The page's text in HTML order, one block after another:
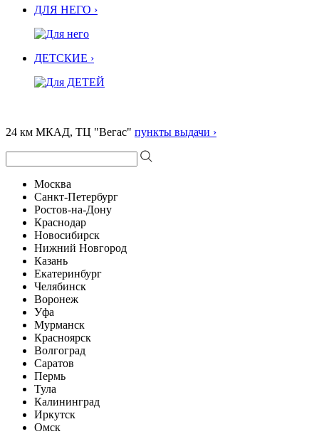
ДЛЯ НЕГО ›
ДЕТСКИЕ ›
24 км МКАД, ТЦ "Вегас" пункты выдачи ›
Москва
Санкт-Петербург
Ростов-на-Дону
Краснодар
Новосибирск
Нижний Новгород
Казань
Екатеринбург
Челябинск
Воронеж
Уфа
Мурманск
Красноярск
Волгоград
Саратов
Пермь
Тула
Калининград
Иркутск
Омск